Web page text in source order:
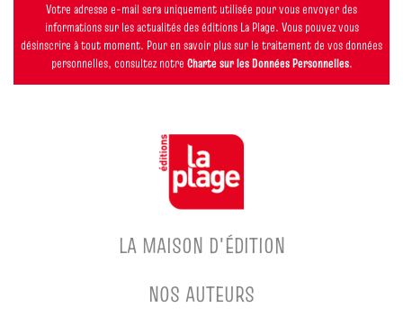
Votre adresse e-mail sera uniquement utilisée pour vous envoyer des
informations sur les actualités des éditions La Plage. Vous pouvez vous
désinscrire à tout moment. Pour en savoir plus sur le traitement de vos données
personnelles, consultez notre Charte sur les Données Personnelles.
LA MAISON D'ÉDITION
NOS AUTEURS